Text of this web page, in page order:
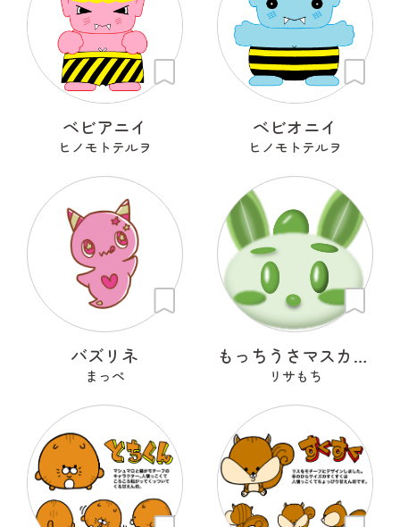
ベビアニイ
ヒノモトテルヲ
ベビオニイ
ヒノモトテルヲ
バズリネ
まっぺ
もっちうさマスカット
リサもち